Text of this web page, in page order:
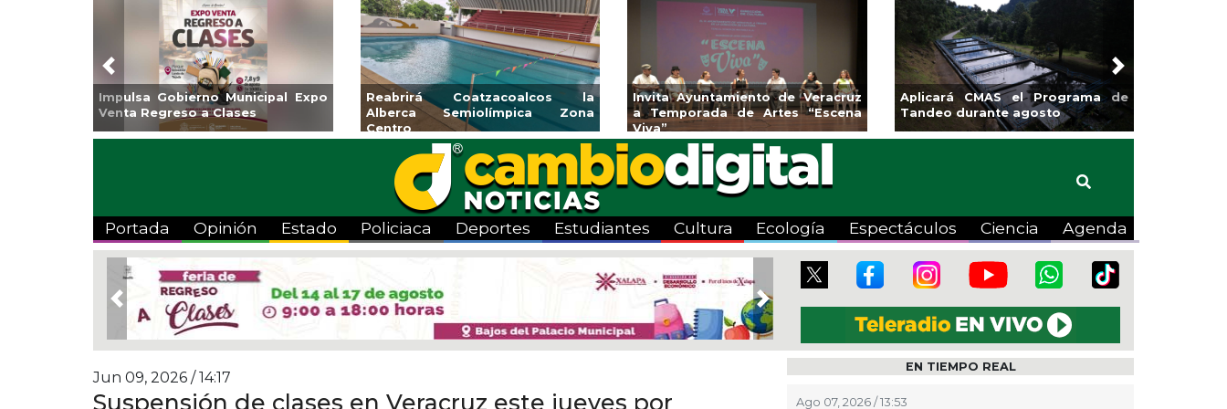
Impulsa Gobierno Municipal Expo
Venta Regreso a Clases
Reabrirá Coatzacoalcos la
Alberca Semiolímpica Zona
Centro
Invita Ayuntamiento de Veracruz
a Temporada de Artes “Escena
Viva”
Aplicará CMAS el Programa de
Tandeo durante agosto
Previous Next
Portada Opinión Estado Policiaca Deportes Estudiantes Cultura Ecología Espectáculos Ciencia Agenda
Previous Next
Jun 09, 2026 / 14:17
Suspensión de clases en Veracruz este jueves por
EN TIEMPO REAL
Ago 07, 2026 / 13:53